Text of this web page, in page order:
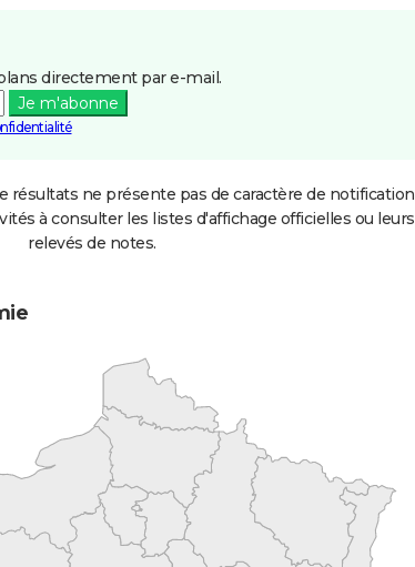
directement par e-mail.
Je m'abonne
résultats ne présente pas de caractère de notification
à consulter les listes d'affichage officielles ou leurs
relevés de notes.